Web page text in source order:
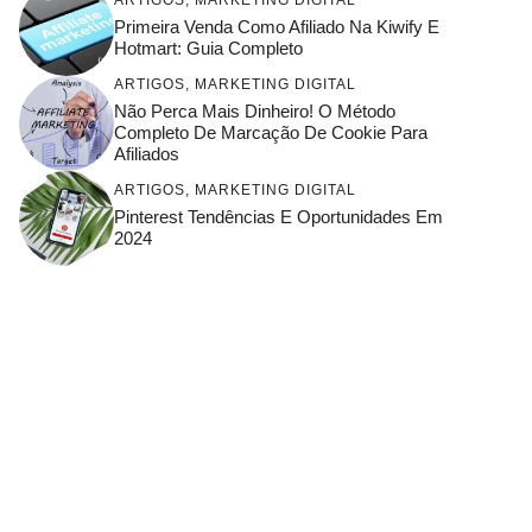
Primeira Venda Como Afiliado Na Kiwify E
Hotmart: Guia Completo
ARTIGOS MARKETING DIGITAL
Não Perca Mais Dinheiro! O Método
Completo De Marcação De Cookie Para
Afiliados
ARTIGOS MARKETING DIGITAL
Pinterest Tendências E Oportunidades Em
2024